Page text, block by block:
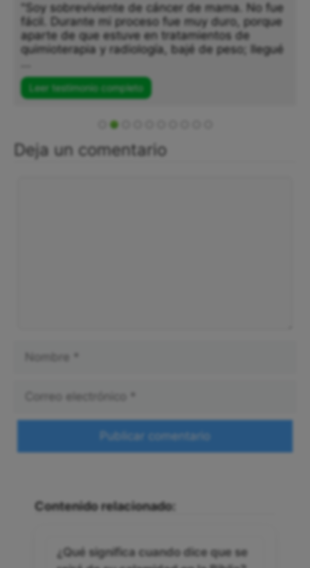
"Soy sobreviviente de cáncer de mama. No fue
fácil. Durante mi proceso fue muy duro, porque
aparte de que estuve en tratamientos de
quimioterapia y radiología, bajé de peso; llegué
Leer testimonio completo
Deja un comentario
Contenido relacionado:
¿Qué significa cuando dice que se